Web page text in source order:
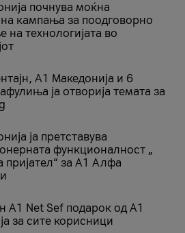
почнува моќна
кампања за поодговорно
на технологијата во
A1 Македонија и 6
ја отворија темата за
ја претставува
функционалност „
пријател“ за А1 Алфа
A1 Net Sеf подарок од А1
за сите корисници